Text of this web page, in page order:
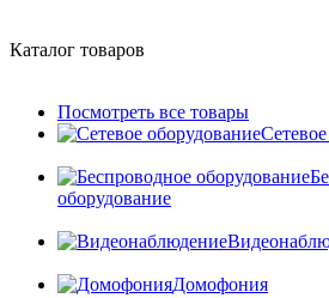
Каталог товаров
Посмотреть все товары
оборудование
Домофония